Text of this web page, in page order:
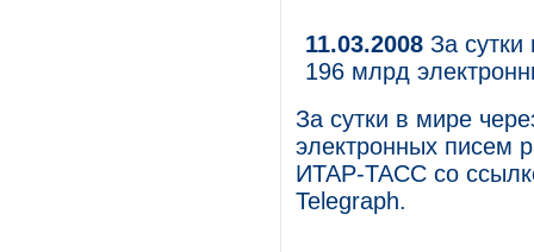
11.03.2008 За сутки
196 млрд
За сутки в мире
электронных писем
ИТАР-ТАСС со
Telegraph.